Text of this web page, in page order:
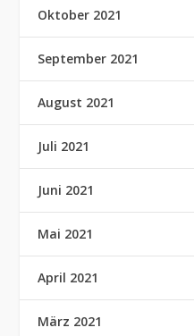
Oktober 2021
September 2021
August 2021
Juli 2021
Juni 2021
Mai 2021
April 2021
März 2021